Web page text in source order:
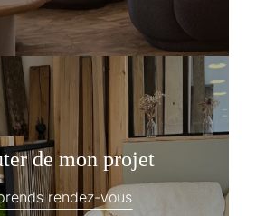
de mon projet
rendez-vous